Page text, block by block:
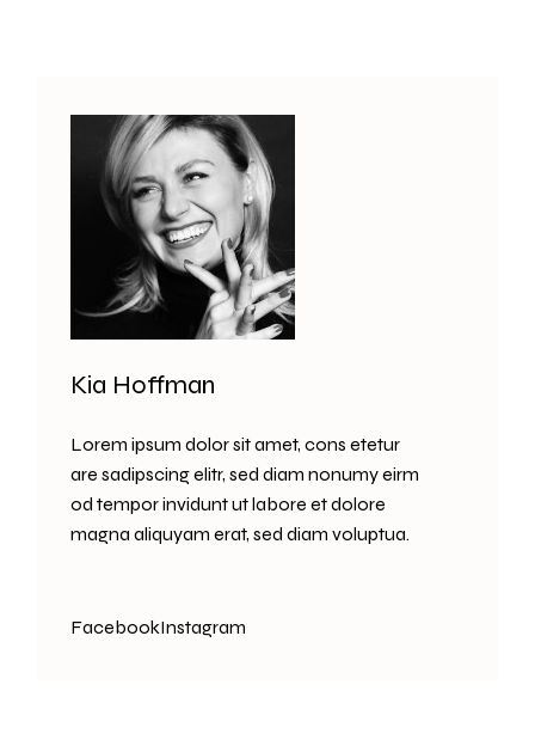
Kia Hoffman
Lorem ipsum dolor sit amet, cons etetur
are sadipscing elitr, sed diam nonumy eirm
od tempor invidunt ut labore et dolore
magna aliquyam erat, sed diam voluptua.
FacebookInstagram